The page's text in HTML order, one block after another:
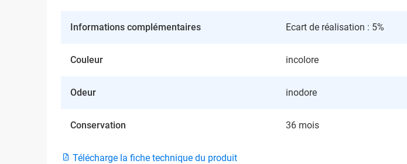
Informations complémentaires Ecart de réalisation : 5%
Couleur incolore
Odeur inodore
Conservation 36 mois
Télécharge la fiche technique du produit